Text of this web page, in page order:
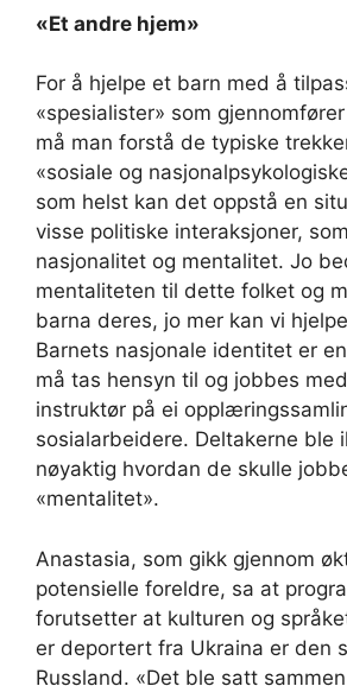
«Et andre hjem»
For å hjelpe et barn med å
«spesialister» som
må man forstå de typiske
«sosiale og
som helst kan det oppstå en
visse politiske interaksjoner,
nasjonalitet og mentalitet. Jo
mentaliteten til dette folket og
barna deres, jo mer kan vi
Barnets nasjonale identitet er
må tas hensyn til og jobbes
instruktør på ei
sosialarbeidere. Deltakerne ble
nøyaktig hvordan de skulle
«mentalitet».
Anastasia, som gikk gjennom
potensielle foreldre, sa at
forutsetter at kulturen og
er deportert fra Ukraina er den
Russland. «Det ble satt